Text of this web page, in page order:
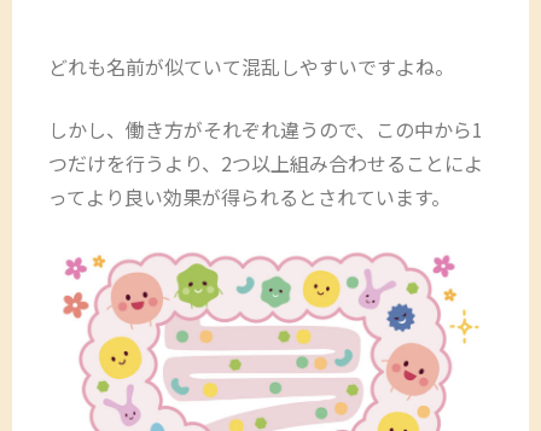
どれも名前が似ていて混乱しやすいですよね。
しかし、働き方がそれぞれ違うので、この中から1
つだけを行うより、2つ以上組み合わせることによ
ってより良い効果が得られるとされています。